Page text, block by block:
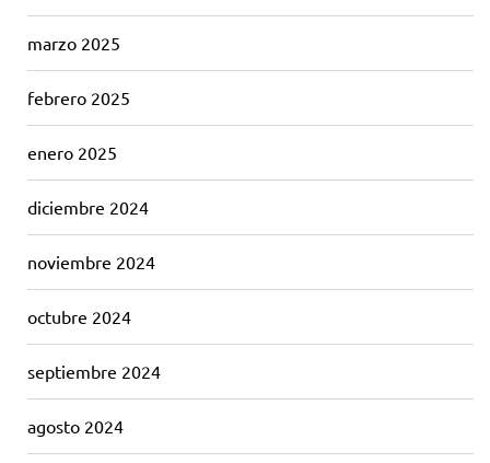
marzo 2025
febrero 2025
enero 2025
diciembre 2024
noviembre 2024
octubre 2024
septiembre 2024
agosto 2024